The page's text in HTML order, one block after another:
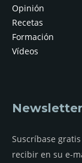
Opinión
Recetas
Formación
Vídeos
Newsletter
Suscríbase
recibir en su e-